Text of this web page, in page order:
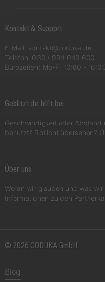
Kontakt & Support
E-Mail: kontakt@coduka.de
Telefon: 030 / 994 043 600
Bürozeiten: Mo-Fr 10:00 -
Geblitzt.de hilft bei
Geschwindigkeit oder
benutzt? Rotlicht übersehen?
Über uns
Woran wir glauben und was
Informationen zu den
© 2026 CODUKA GmbH
Blog